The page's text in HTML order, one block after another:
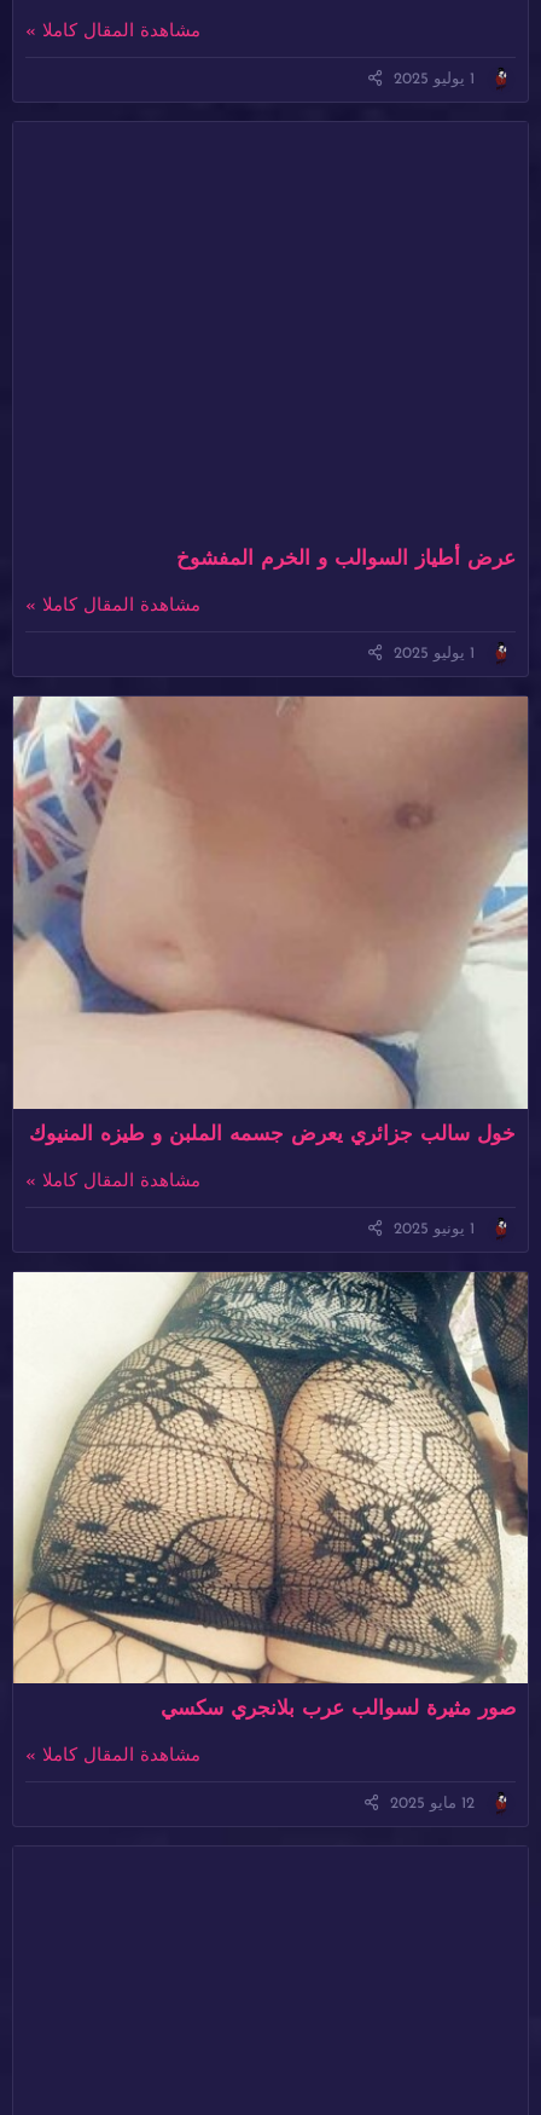
مشاهدة المقال كاملا »
1 يوليو 2025
عرض أطياز السوالب و الخرم المفشوخ
مشاهدة المقال كاملا »
1 يوليو 2025
خول سالب جزائري يعرض جسمه الملبن و طيزه المنيوك
مشاهدة المقال كاملا »
1 يونيو 2025
صور مثيرة لسوالب عرب بلانجري سكسي
مشاهدة المقال كاملا »
12 مايو 2025